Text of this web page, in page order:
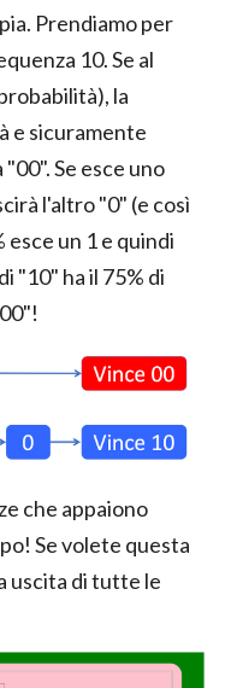
Prendiamo per
10. Se al
la
e sicuramente
Se esce uno
l'altro "0" (e così
un 1 e quindi
"10" ha il 75% di
che appaiono
Se volete questa
uscita di tutte le